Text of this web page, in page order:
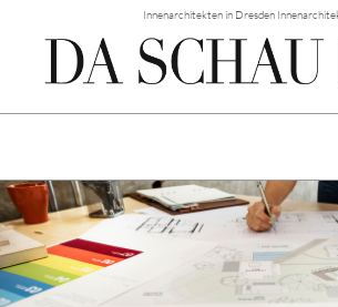
Innenarchitekten in Dresden